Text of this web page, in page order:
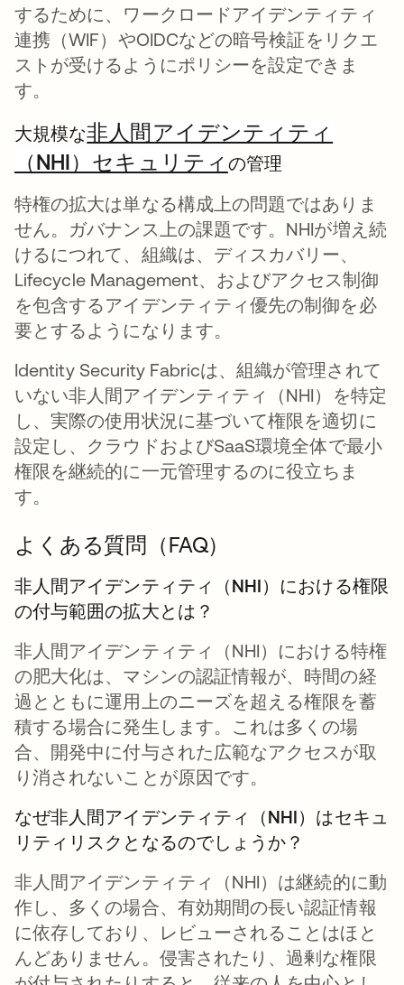
するために、ワークロードアイデンティティ
連携（WIF）やOIDCなどの暗号検証をリクエ
ストが受けるようにポリシーを設定できま
す。
大規模な非人間アイデンティティ
（NHI）セキュリティ の管理
特権の拡大は単なる構成上の問題ではありま
せん。ガバナンス上の課題です。NHIが増え続
けるにつれて、組織は、ディスカバリー、
Lifecycle Management、およびアクセス制御
を包含するアイデンティティ優先の制御を必
要とするようになります。
Identity Security Fabricは、組織が管理されて
いない非人間アイデンティティ（NHI）を特定
し、実際の使用状況に基づいて権限を適切に
設定し、クラウドおよびSaaS環境全体で最小
権限を継続的に一元管理するのに役立ちま
す。
よくある質問（FAQ）
非人間アイデンティティ（NHI）における権限
の付与範囲の拡大とは？
非人間アイデンティティ（NHI）における特権
の肥大化は、マシンの認証情報が、時間の経
過とともに運用上のニーズを超える権限を蓄
積する場合に発生します。これは多くの場
合、開発中に付与された広範なアクセスが取
り消されないことが原因です。
なぜ非人間アイデンティティ（NHI）はセキュ
リティリスクとなるのでしょうか？
非人間アイデンティティ（NHI）は継続的に動
作し、多くの場合、有効期間の長い認証情報
に依存しており、レビューされることはほと
んどありません。侵害されたり、過剰な権限